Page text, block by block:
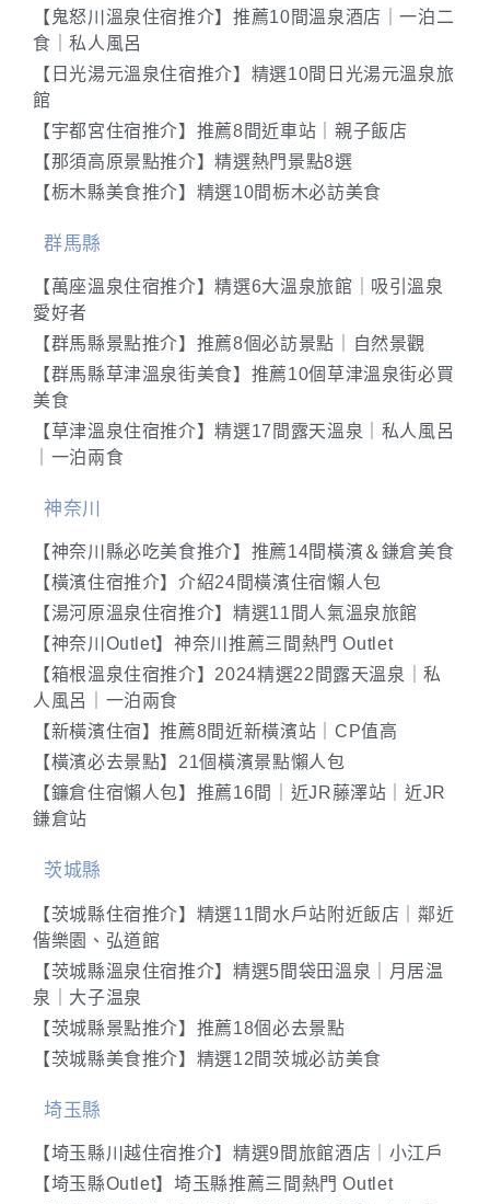
【鬼怒川溫泉住宿推介】推薦10間溫泉酒店｜一泊二
食｜私人風呂
【日光湯元溫泉住宿推介】精選10間日光湯元溫泉旅
館
【宇都宮住宿推介】推薦8間近車站｜親子飯店
【那須高原景點推介】精選熱門景點8選
【栃木縣美食推介】精選10間栃木必訪美食
群馬縣
【萬座溫泉住宿推介】精選6大溫泉旅館｜吸引溫泉
愛好者
【群馬縣景點推介】推薦8個必訪景點｜自然景觀
【群馬縣草津溫泉街美食】推薦10個草津溫泉街必買
美食
【草津溫泉住宿推介】精選17間露天溫泉｜私人風呂
｜一泊兩食
神奈川
【神奈川縣必吃美食推介】推薦14間橫濱＆鎌倉美食
【橫濱住宿推介】介紹24間橫濱住宿懶人包
【湯河原溫泉住宿推介】精選11間人氣溫泉旅館
【神奈川Outlet】神奈川推薦三間熱門 Outlet
【箱根溫泉住宿推介】2024精選22間露天溫泉｜私
人風呂｜一泊兩食
【新橫濱住宿】推薦8間近新橫濱站｜CP值高
【橫濱必去景點】21個橫濱景點懶人包
【鐮倉住宿懶人包】推薦16間｜近JR藤澤站｜近JR
鎌倉站
茨城縣
【茨城縣住宿推介】精選11間水戶站附近飯店｜鄰近
偕樂園、弘道館
【茨城縣溫泉住宿推介】精選5間袋田溫泉｜月居温
泉｜大子温泉
【茨城縣景點推介】推薦18個必去景點
【茨城縣美食推介】精選12間茨城必訪美食
埼玉縣
【埼玉縣川越住宿推介】精選9間旅館酒店｜小江戶
【埼玉縣Outlet】埼玉縣推薦三間熱門 Outlet